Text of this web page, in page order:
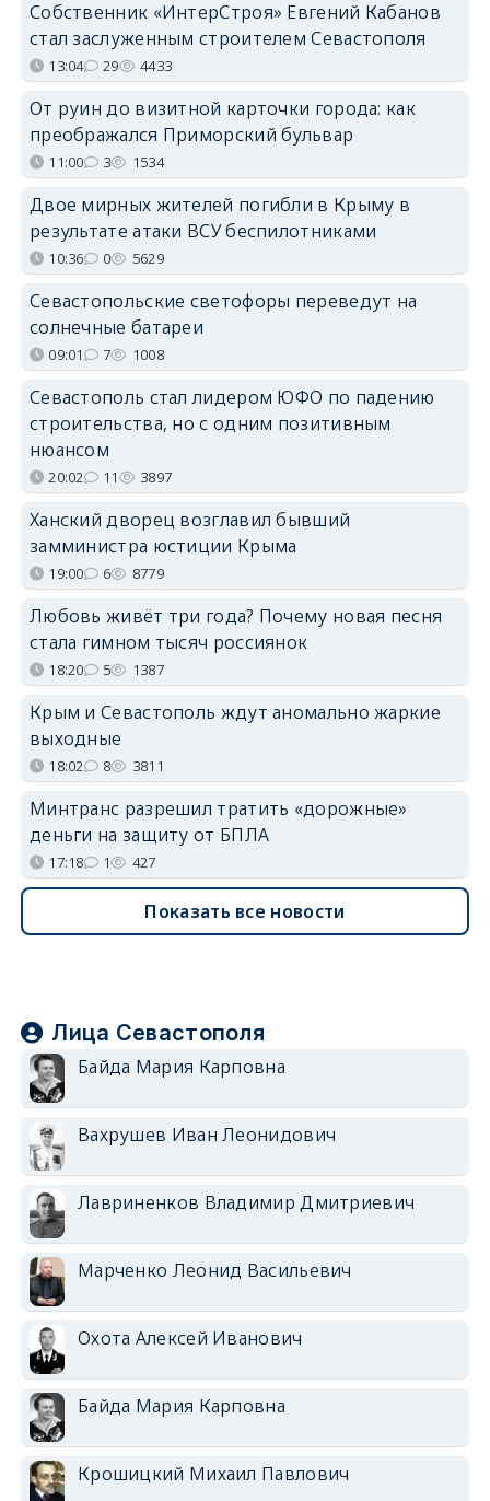
Собственник «ИнтерСтроя» Евгений Кабанов
стал заслуженным строителем Севастополя
13:04 29 4433
От руин до визитной карточки города: как
преображался Приморский бульвар
11:00 3 1534
Двое мирных жителей погибли в Крыму в
результате атаки ВСУ беспилотниками
10:36 0 5629
Севастопольские светофоры переведут на
солнечные батареи
09:01 7 1008
Севастополь стал лидером ЮФО по падению
строительства, но с одним позитивным
нюансом
20:02 11 3897
Ханский дворец возглавил бывший
замминистра юстиции Крыма
19:00 6 8779
Любовь живёт три года? Почему новая песня
стала гимном тысяч россиянок
18:20 5 1387
Крым и Севастополь ждут аномально жаркие
выходные
18:02 8 3811
Минтранс разрешил тратить «дорожные»
деньги на защиту от БПЛА
17:18 1 427
Показать все новости
Лица Севастополя
Байда Мария Карповна
Вахрушев Иван Леонидович
Лавриненков Владимир Дмитриевич
Марченко Леонид Васильевич
Охота Алексей Иванович
Байда Мария Карповна
Крошицкий Михаил Павлович